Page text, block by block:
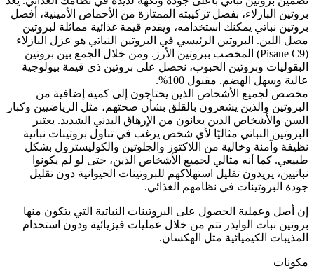
بروتين البازلاء، بفضل تركيبته الممتازة من الأحماض الأمينية، أفضل
بروتين نباتي يمكنك استخدامه، ويقدم قيمة غذائية مماثلة لبروتين
مصل اللبن. البروتين الرئيسي في البروتين النباتي هو عزل البازلاء
(Pisane C9) المخصب ببروتين الأرز. ومن خلال الجمع بين بروتين
البقوليات وبروتين الحبوب، نحصل على بروتين ذي قيمة بيولوجية
عالية وسهل الهضم. مقبول 100%.
مخصص لجميع الأشخاص الذين يحتاجون إلى كمية إضافية من
البروتين والذين يشعرون بالقلق بشأن صحتهم، مثل الرياضيين وكبار
السن والأشخاص الذين يعانون من الإرهاق البدني الشديد. يعتبر
البروتين النباتي مثاليًا لأي شخص يرغب في تناول بروتينات نباتية
نظيفة وآمنة وخالية من اللاكتوز والجلوتين والكوليسترول بشكل
طبيعي. كما أنه مثالي لجميع الأشخاص الذين، حتى لو لم يكونوا
نباتيين، يريدون تقليل استهلاكهم للبروتينات الحيوانية دون تقليل
جودة البروتينات في نظامهم الغذائي.
إن أصل وعملية الحصول على البروتينات النباتية التي يتكون منها
بروتين نبات الوايدر تتم من خلال عمليات فيزيائية ودون استخدام
المذيبات الكيميائية مثل الهكسان.
مكونات